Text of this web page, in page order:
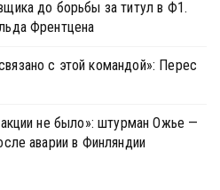
до борьбы за титул в Ф1.
Френтцена
с этой командой»: Перес
не было»: штурман Ожье —
аварии в Финляндии